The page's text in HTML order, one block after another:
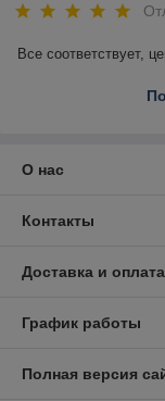
Все соответствует,
О нас
Контакты
Доставка и оплата
График работы
Полная версия